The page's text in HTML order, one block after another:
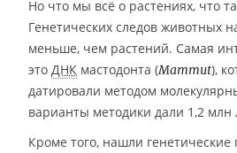
Но что мы всё о растениях, что
Генетических следов животных
меньше, чем растений. Самая
это ДНК мастодонта (Mammut),
датировали методом
варианты методики дали 1,2 млн
Кроме того, нашли генетические